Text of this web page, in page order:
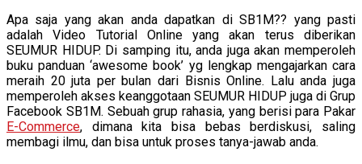
Apa saja yang akan anda dapatkan di SB1M?? yang pasti
adalah Video Tutorial Online yang akan terus diberikan
SEUMUR HIDUP. Di samping itu, anda juga akan memperoleh
buku panduan ‘awesome book’ yg lengkap mengajarkan cara
meraih 20 juta per bulan dari Bisnis Online. Lalu anda juga
memperoleh akses keanggotaan SEUMUR HIDUP juga di Grup
Facebook SB1M. Sebuah grup rahasia, yang berisi para Pakar
E-Commerce, dimana kita bisa bebas berdiskusi, saling
membagi ilmu, dan bisa untuk proses tanya-jawab anda.